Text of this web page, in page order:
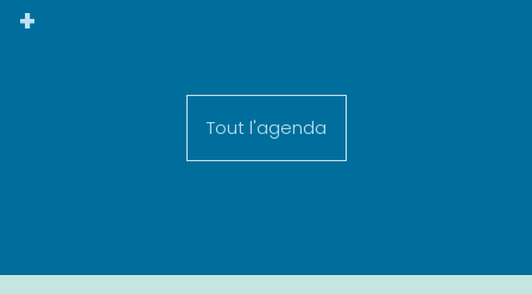
+
Tout l'agenda